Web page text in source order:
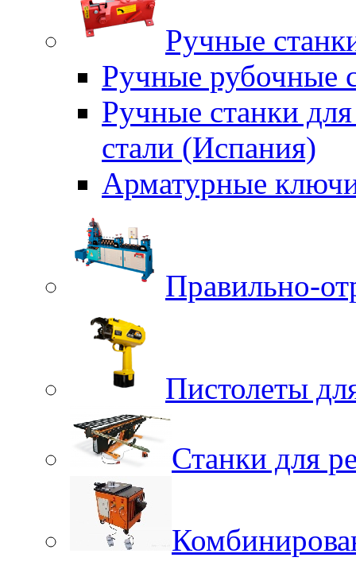
Ручные
Ручные рубочные
Ручные станки
стали (Испания)
Арматурные
Правильно-
Пистолеты
Станки для